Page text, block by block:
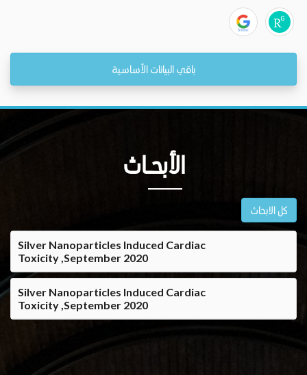
باقي البيانات الأساسية
الأبحــاث
كل الابحاث
Silver Nanoparticles Induced Cardiac
Toxicity ,September 2020
Silver Nanoparticles Induced Cardiac
Toxicity ,September 2020